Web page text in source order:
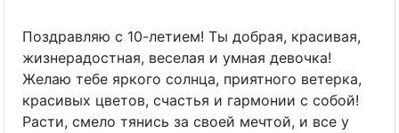
Поздравляю с 10-летием! Ты добрая, красивая,
жизнерадостная, веселая и умная девочка!
Желаю тебе яркого солнца, приятного ветерка,
красивых цветов, счастья и гармонии с собой!
Расти, смело тянись за своей мечтой, и все у